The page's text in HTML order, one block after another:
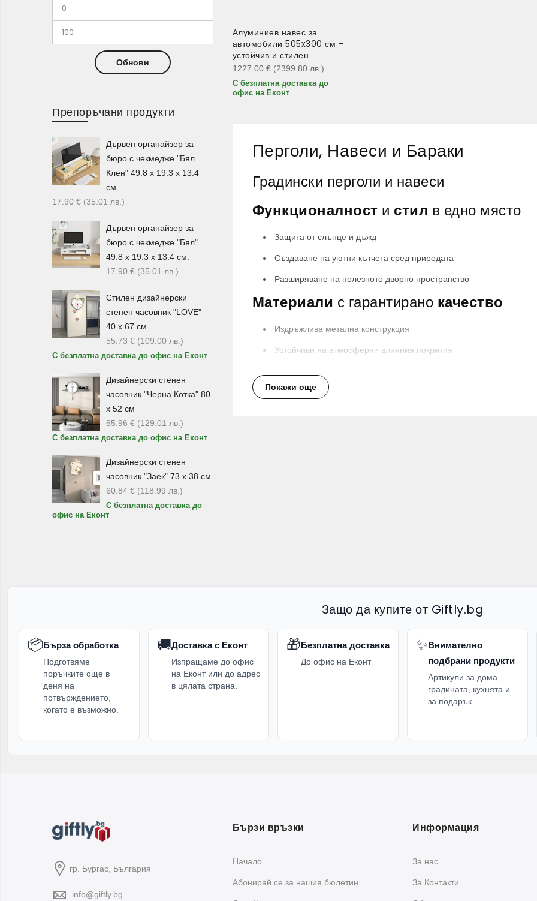
Алуминиев навес за
автомобили 505x300 см –
устойчив и стилен
1227.00 € (2399.80 лв. )
С безплатна доставка до
офис на Еконт
Перголи, Навеси и Бараки
Градински перголи и навеси
Функционалност и стил в едно място
Защита от слънце и дъжд
Създаване на уютни кътчета сред природата
Разширяване на полезното дворно пространство
Материали с гарантирано качество
Издръжлива метална конструкция
Устойчиви на атмосферни влияния покрития
Ползиза вашия двор
Покажи още
Обнови
Препоръчани продукти
Дървен органайзер за
бюро с чекмедже "Бял
Клен" 49.8 х 19.3 х 13.4
см.
17.90 € (35.01 лв. )
Дървен органайзер за
бюро с чекмедже "Бял"
49.8 х 19.3 х 13.4 см.
17.90 € (35.01 лв. )
Стилен дизайнерски
стенен часовник "LOVE"
40 х 67 см.
55.73 € (109.00 лв. )
С безплатна доставка до офис на Еконт
Дизайнерски стенен
часовник "Черна Котка" 80
х 52 см
65.96 € (129.01 лв. )
С безплатна доставка до офис на Еконт
Дизайнерски стенен
часовник "Заек" 73 х 38 см
60.84 € (118.99 лв. )
С безплатна доставка до
офис на Еконт
Защо да купите от Giftly.bg
📦Бърза обработка
Подготвяме
поръчките още в
деня на
потвърждението,
когато е възможно.
🚚Доставка с Еконт
Изпращаме до офис
на Еконт или до адрес
в цялата страна.
🎁Безплатна доставка
До офис на Еконт
✨Внимателно
подбрани продукти
Артикули за дома,
градината, кухнята и
за подарък.
гр. Бургас, България
info@giftly.bg
Бързи връзки
Начало
Абонирай се за нашия бюлетин
Информация
За нас
За Контакти